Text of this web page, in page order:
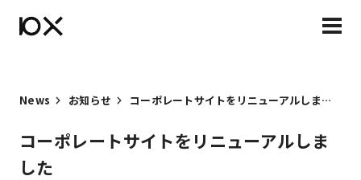
News お知らせ コーポレートサイトをリニューアルしました
コーポレートサイトをリニューアルしま
した